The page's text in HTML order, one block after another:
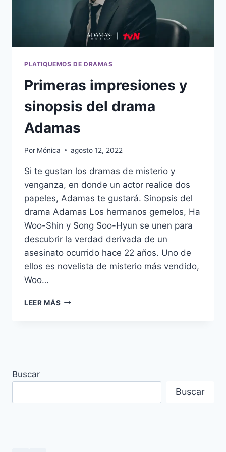
PLATIQUEMOS DE DRAMAS
Primeras impresiones y
sinopsis del drama
Adamas
Por Mónica agosto 12, 2022
Si te gustan los dramas de misterio y
venganza, en donde un actor realice dos
papeles, Adamas te gustará. Sinopsis del
drama Adamas Los hermanos gemelos, Ha
Woo-Shin y Song Soo-Hyun se unen para
descubrir la verdad derivada de un
asesinato ocurrido hace 22 años. Uno de
ellos es novelista de misterio más vendido,
Woo…
LEER MÁS PRIMERAS
Buscar
Buscar